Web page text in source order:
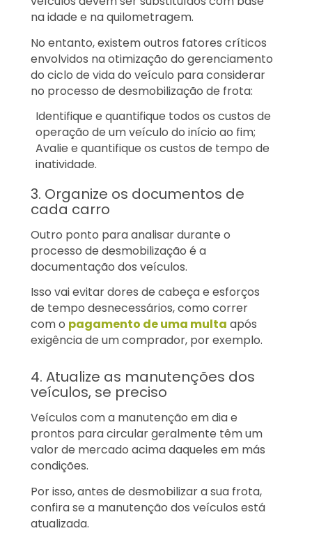
na idade e na quilometragem.
No entanto, existem outros fatores críticos
envolvidos na otimização do gerenciamento
do ciclo de vida do veículo para considerar
no processo de desmobilização de frota:
Identifique e quantifique todos os custos de
operação de um veículo do início ao fim;
Avalie e quantifique os custos de tempo de
inatividade.
3. Organize os documentos de
cada carro
Outro ponto para analisar durante o
processo de desmobilização é a
documentação dos veículos.
Isso vai evitar dores de cabeça e esforços
de tempo desnecessários, como correr
com o pagamento de uma multa após
exigência de um comprador, por exemplo.
4. Atualize as manutenções dos
veículos, se preciso
Veículos com a manutenção em dia e
prontos para circular geralmente têm um
valor de mercado acima daqueles em más
condições.
Por isso, antes de desmobilizar a sua frota,
confira se a manutenção dos veículos está
atualizada.